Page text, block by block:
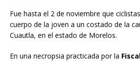
Fue hasta el 2 de noviembre que
cuerpo de la joven a un costado de la
Cuautla, en el estado de Morelos.
En una necropsia practicada por la